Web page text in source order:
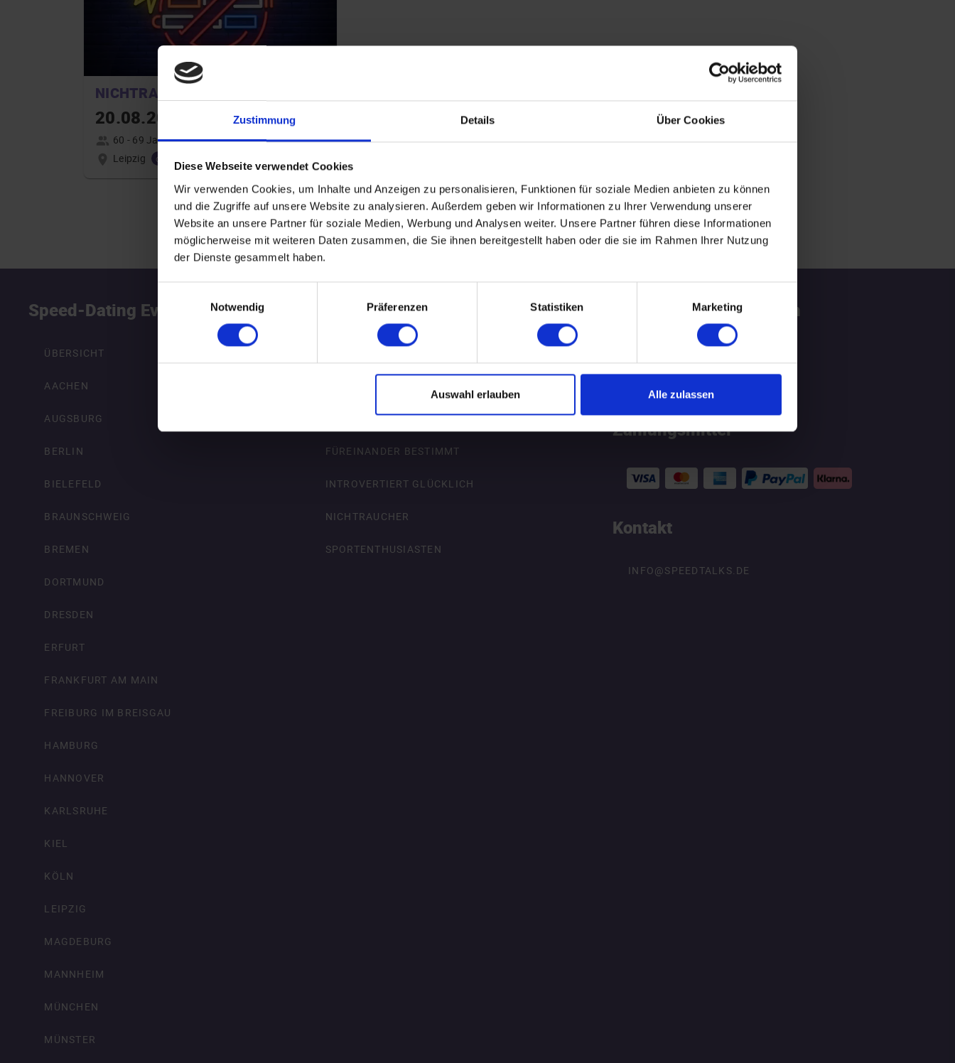
Zustimmung Details Über Cookies
Diese Webseite verwendet Cookies
Wir verwenden Cookies, um Inhalte und Anzeigen zu personalisieren, Funktionen für soziale Medien anbieten zu können
und die Zugriffe auf unsere Website zu analysieren. Außerdem geben wir Informationen zu Ihrer Verwendung unserer
Website an unsere Partner für soziale Medien, Werbung und Analysen weiter. Unsere Partner führen diese Informationen
möglicherweise mit weiteren Daten zusammen, die Sie ihnen bereitgestellt haben oder die sie im Rahmen Ihrer Nutzung
der Dienste gesammelt haben.
Notwendig
Präferenzen Statistiken Marketing
Auswahl erlauben Alle zulassen
NICHTRAUCHER
20.08.2026 16:00
60 - 69 Jahre
Leipzig
online
WEITERE EVENTS IN LEIPZIG .
Speed-Dating Events
ÜBERSICHT
AACHEN
AUGSBURG
BERLIN
BIELEFELD
BRAUNSCHWEIG
BREMEN
DORTMUND
DRESDEN
ERFURT
FRANKFURT AM MAIN
FREIBURG IM BREISGAU
HAMBURG
HANNOVER
KARLSRUHE
KIEL
KÖLN
LEIPZIG
MAGDEBURG
MANNHEIM
MÜNCHEN
MÜNSTER
Special-Events
ALLEINERZIEHENDE SINGLES
FÜREINANDER BESTIMMT
INTROVERTIERT GLÜCKLICH
NICHTRAUCHER
SPORTENTHUSIASTEN
Nützliche Informationen
Zahlungsmittel
Kontakt
INFO@SPEEDTALKS.DE